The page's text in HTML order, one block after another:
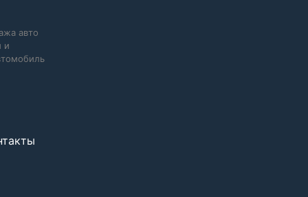
авто
и